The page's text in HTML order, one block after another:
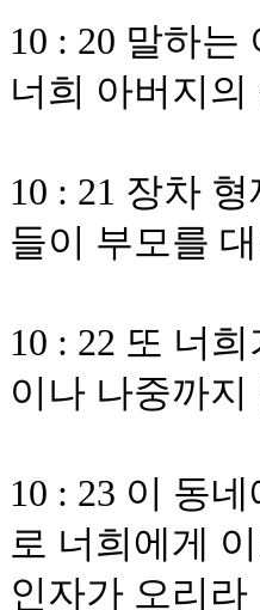
10 : 20 말하
너희 아버지
10 : 21 장차
들이 부모를
10 : 22 또 너
이나 나중까
10 : 23 이 동
로 너희에게
인자가 오리라